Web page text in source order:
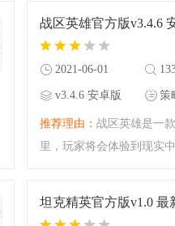
脑收割，一刀999暴击的
战区英雄官方版v3.4.6
2021-06-01
v3.4.6 安卓版 策
推荐理由： 战区英雄是一
里，玩家将会体验到现实
坦克精英官方版v1.0 最